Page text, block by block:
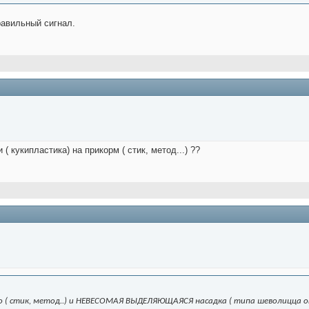
сигнал.
кукипластика) на прикорм ( стик, метод...) ??
( стик, метод..) и НЕВЕСОМАЯ ВЫДЕЛЯЮЩАЯСЯ насадка ( типа шеволицца